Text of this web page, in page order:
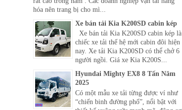
hóa nên trang bị cho mì...
Xe bán tải Kia K200SD cabin kép
Xe bán tải Kia K200SD cabin kép là
chiếc xe tải thế hệ mới cabin đôi hiện
nay. Xe tải Kia K200SD có thể chở 6
người ngồi. Giá xe Kia K200S...
Hyundai Mighty EX8 8 Tấn Năm
2025
Có một mẫu xe tải từng được ví như
“chiến binh đường phố”, nổi bật với